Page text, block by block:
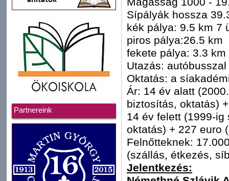
Partnereink
Sípályák hossza
kék pálya: 9.5 km 7
piros pálya:26.5 km
fekete pálya: 3.3 km
Utazás: autóbusszal
Oktatás: a
Ár: 14 év alatt
biztosítás, oktatás)
14 év felett (1999-
oktatás) + 227 euro
Felnőtteknek:
(szállás, étkezés,
Jelentkezés: